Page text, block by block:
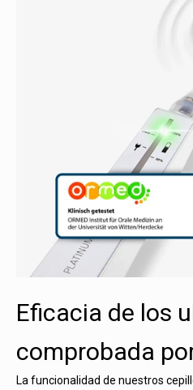
Eficacia de los
comprobada
La funcionalidad de nuestros